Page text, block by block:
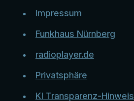
Impressum
Funkhaus Nürnberg
radioplayer.de
Privatsphäre
KI Transparenz-Hinweis